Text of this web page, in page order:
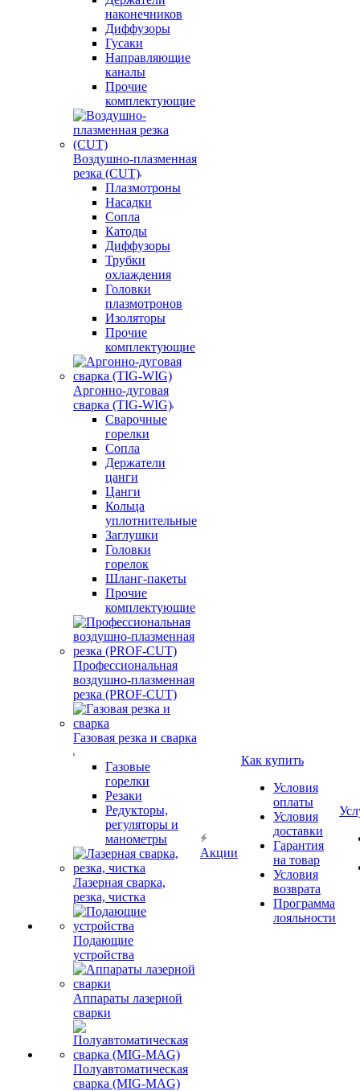
наконечников
Диффузоры
Гусаки
Направляющие
каналы
Прочие
комплектующие
Воздушно-плазменная
резка (CUT)
Плазмотроны
Насадки
Сопла
Катоды
Диффузоры
Трубки
охлаждения
Головки
плазмотронов
Изоляторы
Прочие
комплектующие
Аргонно-дуговая
сварка (TIG-WIG)
Сварочные
горелки
Сопла
Держатели
цанги
Цанги
Кольца
уплотнительные
Заглушки
Головки
горелок
Шланг-пакеты
Прочие
комплектующие
Профессиональная
воздушно-плазменная
резка (PROF-CUT)
Газовая резка и сварка
Газовые
горелки
Резаки
Редукторы,
регуляторы и
манометры
Лазерная сварка,
резка, чистка
Подающие
устройства
Аппараты лазерной
сварки
Полуавтоматическая
сварка (MIG-MAG)
Акции
Как купить
Условия
оплаты
Условия
доставки
Гарантия
на товар
Условия
возврата
Программа
лояльности